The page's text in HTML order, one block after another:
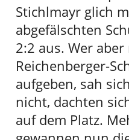
Stichlmayr glich
abgefälschten
2:2 aus. Wer
Reichenberger-
aufgeben, sah
nicht, dachten
auf dem Platz.